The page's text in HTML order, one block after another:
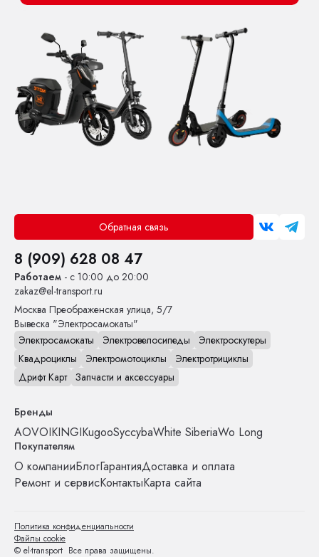
Обратная связь
8 (909) 628 08 47
Работаем - с 10:00 до 20:00
zakaz@el-transport.ru
Москва Преображенская улица, 5/7
Вывеска "Электросамокаты"
Электросамокаты
Электровелосипеды
Электроскутеры
Квадроциклы
Электромотоциклы
Электротрициклы
Дрифт Карт Запчасти и аксессуары
Бренды
AOVOIKINGIKugooSyccybaWhite SiberiaWo Long
Покупателям
О компанииБлогГарантияДоставка и оплата
Ремонт и сервисКонтактыКарта сайта
© el-transport Все права защищены.
Политика конфиденциальности
Файлы cookie